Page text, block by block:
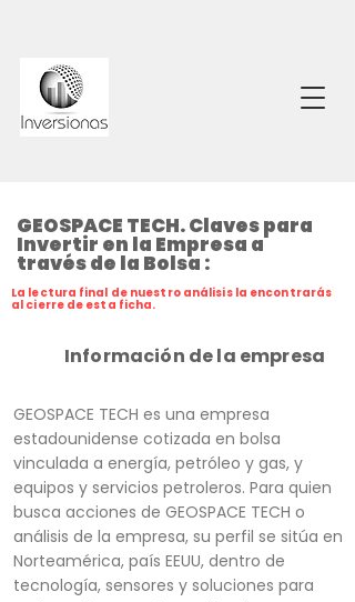
GEOSPACE TECH. Claves para
Invertir en la Empresa a
través de la Bolsa :
La lectura final de nuestro análisis la encontrarás
al cierre de esta ficha.
Información de la empresa
GEOSPACE TECH es una empresa
estadounidense cotizada en bolsa
vinculada a energía, petróleo y gas, y
equipos y servicios petroleros. Para quien
busca acciones de GEOSPACE TECH o
análisis de la empresa, su perfil se sitúa en
Norteamérica, país EEUU, dentro de
tecnología, sensores y soluciones para